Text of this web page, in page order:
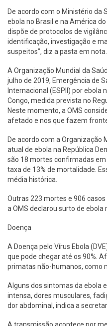
De acordo com o Ministério da
ebola no Brasil e na América
dispõe de protocolos de
identificação, investigação e
suspeitos”, diz a pasta em nota..
A Organização Mundial da
julho de 2019, Emergência de
Internacional (ESPII) por ebola
Congo, medida prevista no
Neste momento, a OMS
afetado e nos que fazem
De acordo com a Organização
atual de ebola na República
são 18 mortes confirmadas
taxa de 13% de mortalidade.
média histórica.
Outras 223 mortes e 906
a OMS declarou surto de ebola
Doença
A Doença pelo Vírus Ebola
que pode chegar até os 90%.
primatas não-humanos, como
Alguns dos sintomas da ebola
intensa, dores musculares,
dor abdominal, indica a